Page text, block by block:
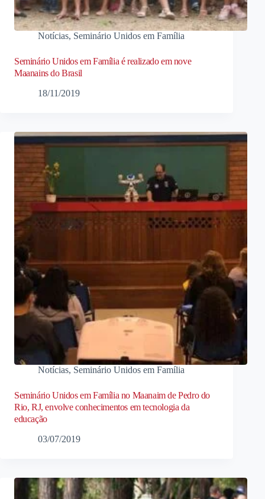
Notícias, Seminário Unidos em Família
Seminário Unidos em Família é realizado em nove
Maanains do Brasil
18/11/2019
Notícias, Seminário Unidos em Família
Seminário Unidos em Família no Maanaim de Pedro do
Rio, RJ, envolve conhecimentos em tecnologia da
educação
03/07/2019